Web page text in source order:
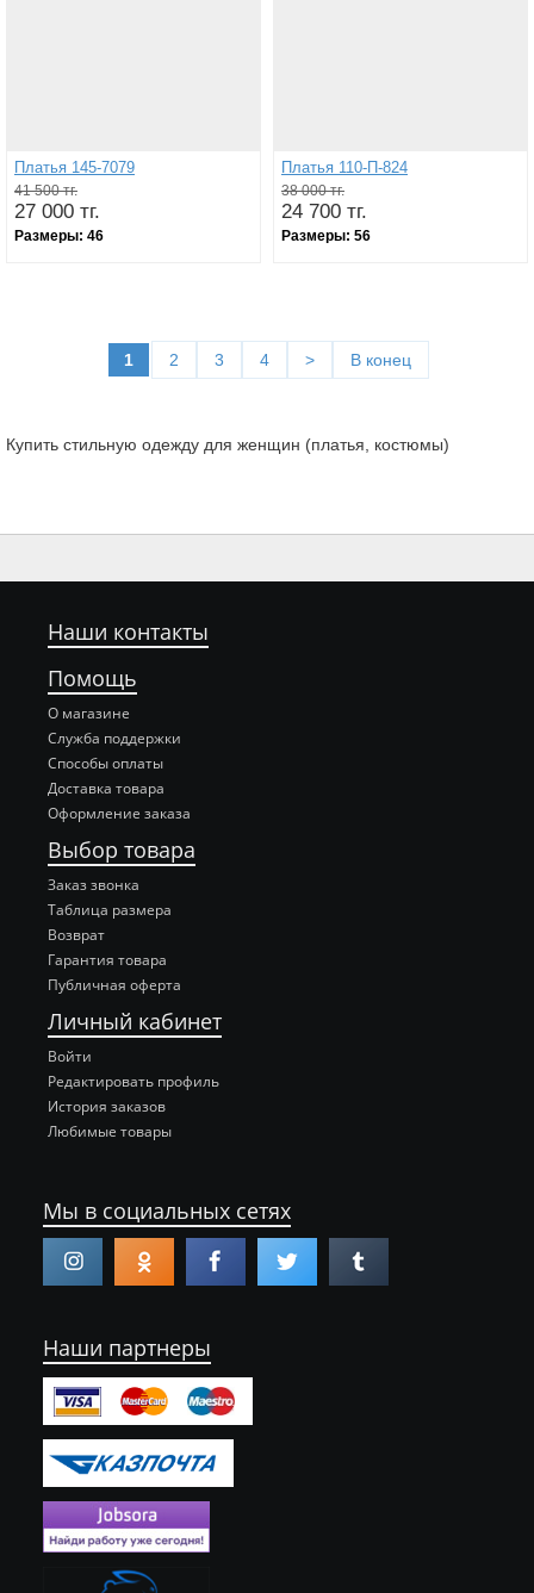
Платья 145-7079
41 500 тг.
27 000 тг.
Размеры: 46
Платья 110-П-824
38 000 тг.
24 700 тг.
Размеры: 56
1 2 3 4 > В конец
Купить стильную одежду для женщин (платья, костюмы)
Наши контакты
Помощь
О магазине
Служба поддержки
Способы оплаты
Доставка товара
Оформление заказа
Выбор товара
Заказ звонка
Таблица размера
Возврат
Гарантия товара
Публичная оферта
Личный кабинет
Войти
Редактировать профиль
История заказов
Любимые товары
Мы в социальных сетях
Наши партнеры